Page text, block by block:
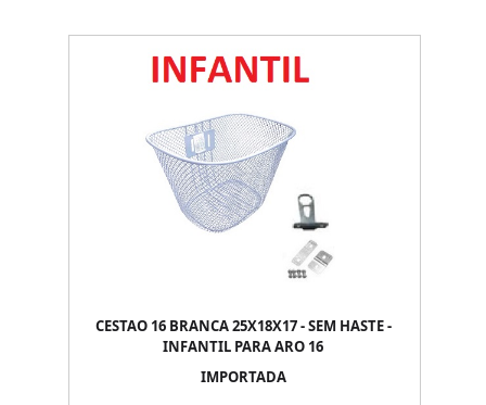
CESTAO 16 BRANCA 25X18X17 - SEM HASTE -
INFANTIL PARA ARO 16
IMPORTADA